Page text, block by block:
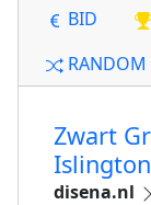
BID
RANDOM
Zwart
disena.nl